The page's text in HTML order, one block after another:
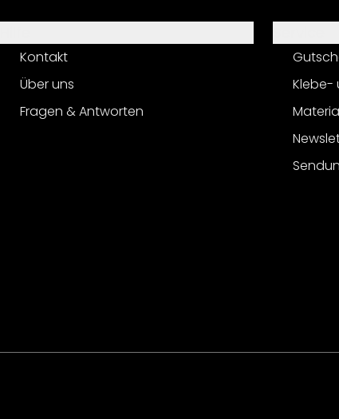
Kontakt
Über uns
Fragen & Antworten
Klebe-